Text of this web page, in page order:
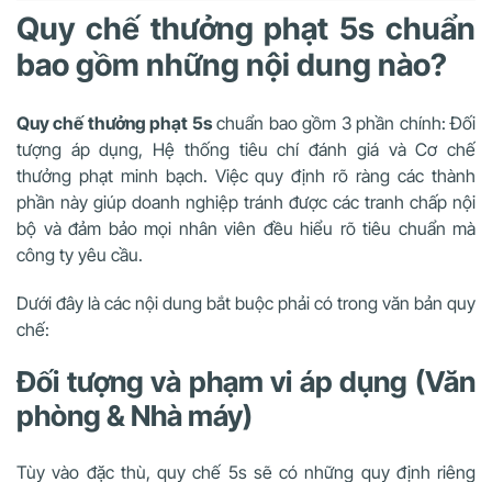
Quy chế thưởng phạt 5s chuẩn
bao gồm những nội dung nào?
Quy chế thưởng phạt 5schuẩn bao gồm 3 phần chính: Đối
tượng áp dụng, Hệ thống tiêu chí đánh giá và Cơ chế
thưởng phạt minh bạch. Việc quy định rõ ràng các thành
phần này giúp doanh nghiệp tránh được các tranh chấp nội
bộ và đảm bảo mọi nhân viên đều hiểu rõ tiêu chuẩn mà
công ty yêu cầu.
Dưới đây là các nội dung bắt buộc phải có trong văn bản quy
chế:
Đối tượng và phạm vi áp dụng (Văn
phòng & Nhà máy)
Tùy vào đặc thù, quy chế 5s sẽ có những quy định riêng